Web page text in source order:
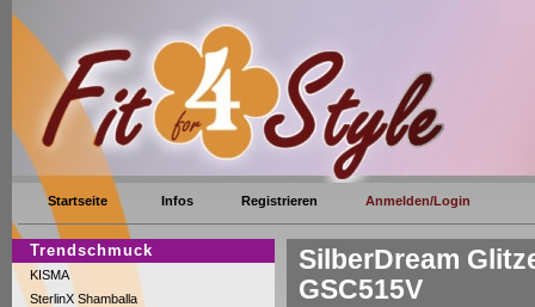
Startseite Infos Registrieren Anmelden/Login
Trendschmuck
KISMA
SterlinX Shamballa
SilberDream
GSC515V